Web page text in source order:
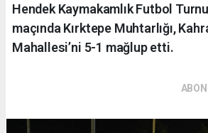
Hendek Kaymakamlık Futbol
maçında Kırktepe Muhtarlığı,
Mahallesi’ni 5-1 mağlup etti.